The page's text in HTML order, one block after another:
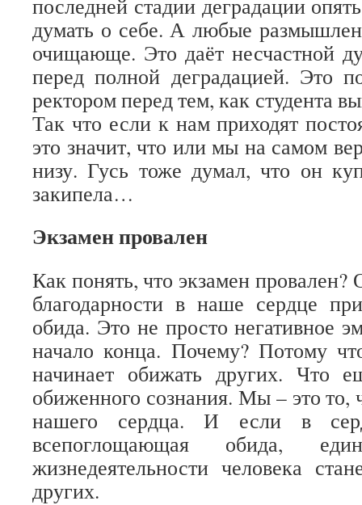
последней стадии деградации
думать о себе. А любые
очищающе. Это даёт несчастной
перед полной деградацией. Это
ректором перед тем, как студента
Так что если к нам приходят
это значит, что или мы на самом
низу. Гусь тоже думал, что он
закипела…
Экзамен провален
Как понять, что экзамен провален?
благодарности в наше сердце
обида. Это не просто негативное
начало конца. Почему? Потому
начинает обижать других. Что
обиженного сознания. Мы – это то,
нашего сердца. И если в
всепоглощающая обида,
жизнедеятельности человека
других.